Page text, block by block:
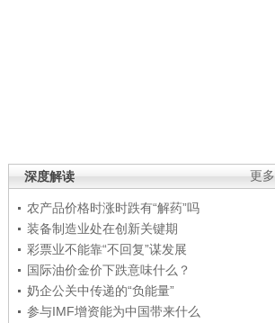
更多
深度解读
农产品价格时涨时跌有“解药”吗
装备制造业处在创新关键期
彩票业不能靠“不回复”谋发展
国际油价金价下跌意味什么？
奶企公关中传递的“负能量”
参与IMF增资能为中国带来什么